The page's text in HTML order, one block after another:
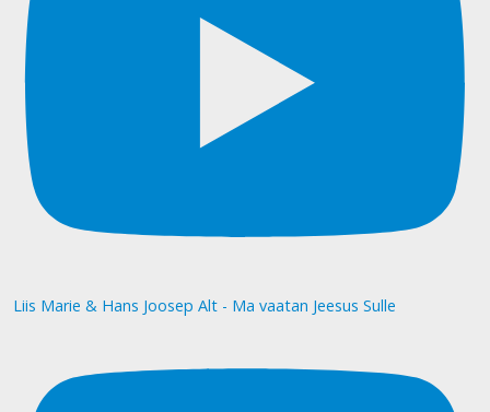
Liis Marie & Hans Joosep Alt - Ma vaatan Jeesus Sulle